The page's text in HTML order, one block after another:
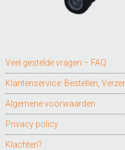
Veel gestelde vragen – FAQ
Klantenservice: Bestellen,
Algemene voorwaarden
Privacy policy
Klachten?